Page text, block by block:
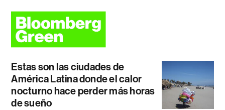
Estas son las ciudades de
América Latina donde el calor
nocturno hace perder más horas
de sueño